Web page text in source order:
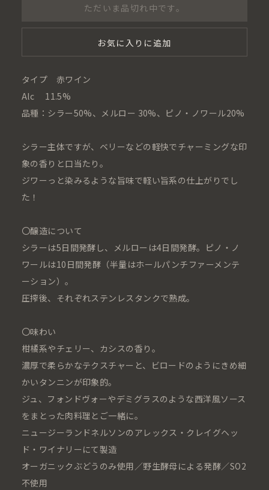
ただいま品切れ中です。
お気に入りに追加
タイプ 赤ワイン
Alc 11.5%
品種：シラー50%、メルロー 30%、ピノ・ノワール20%
シラー主体ですが、ベリーなどの軽快でチャーミングな印
象の香りと口当たり。
ジワーっと染みるような旨味で軽い旨系の仕上がりでし
た！
〇醸造について
シラーは5日間発酵し、メルローは4日間発酵。ピノ・ノ
ワールは10日間発酵（半量はホールパンチファーメンテ
ーション）。
圧搾後、それぞれステンレスタンクで熟成。
〇味わい
柑橘系やチェリー、カシスの香り。
濃厚で柔らかなテクスチャーと、ビロードのようにきめ細
かいタンニンが印象的。
ジュ、フォンドヴォーやデミグラスのような西洋風ソース
をまとった肉料理とご一緒に。
ニュージーランドネルソンのアレックス・クレイグヘッ
ド・ワイナリーにて製造
オーガニックぶどうのみ使用／野生酵母による発酵／SO2
不使用